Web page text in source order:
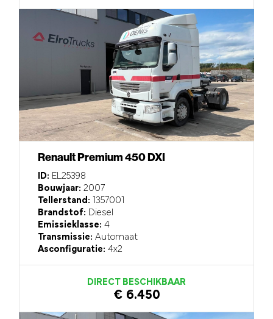
Renault Premium 450 DXI
ID: EL25398
Bouwjaar: 2007
Tellerstand: 1357001
Brandstof: Diesel
Emissieklasse: 4
Transmissie: Automaat
Asconfiguratie: 4x2
DIRECT BESCHIKBAAR
€ 6.450